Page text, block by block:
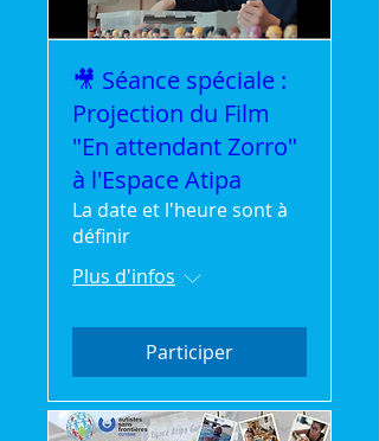
🎥 Séance spéciale :
Projection du Film
"En attendant Zorro"
à l'Espace Atipa
La date et l'heure sont à
définir
Plus d'infos
Participer